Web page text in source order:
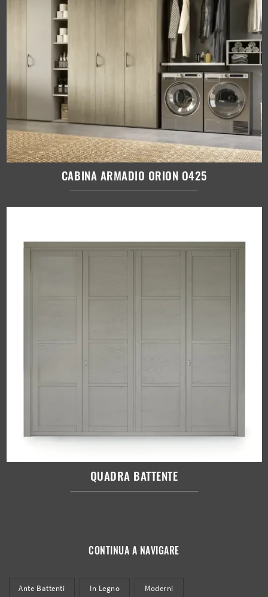
CABINA ARMADIO ORION O425
QUADRA BATTENTE
CONTINUA A NAVIGARE
Ante Battenti In Legno Moderni